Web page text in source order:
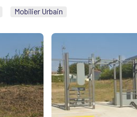
Mobilier Urbain